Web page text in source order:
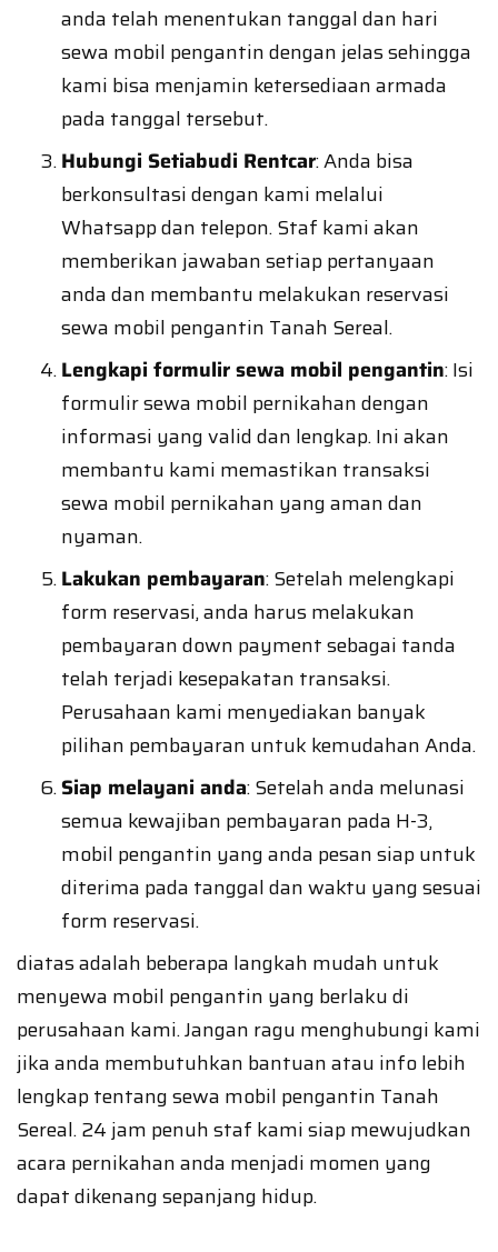
anda telah menentukan tanggal dan hari
sewa mobil pengantin dengan jelas sehingga
kami bisa menjamin ketersediaan armada
pada tanggal tersebut.
Hubungi Setiabudi Rentcar: Anda bisa
berkonsultasi dengan kami melalui
Whatsapp dan telepon. Staf kami akan
memberikan jawaban setiap pertanyaan
anda dan membantu melakukan reservasi
sewa mobil pengantin Tanah Sereal.
Lengkapi formulir sewa mobil pengantin: Isi
formulir sewa mobil pernikahan dengan
informasi yang valid dan lengkap. Ini akan
membantu kami memastikan transaksi
sewa mobil pernikahan yang aman dan
nyaman.
Lakukan pembayaran: Setelah melengkapi
form reservasi, anda harus melakukan
pembayaran down payment sebagai tanda
telah terjadi kesepakatan transaksi.
Perusahaan kami menyediakan banyak
pilihan pembayaran untuk kemudahan Anda.
Siap melayani anda: Setelah anda melunasi
semua kewajiban pembayaran pada H-3,
mobil pengantin yang anda pesan siap untuk
diterima pada tanggal dan waktu yang sesuai
form reservasi.
diatas adalah beberapa langkah mudah untuk
menyewa mobil pengantin yang berlaku di
perusahaan kami. Jangan ragu menghubungi kami
jika anda membutuhkan bantuan atau info lebih
lengkap tentang sewa mobil pengantin Tanah
Sereal. 24 jam penuh staf kami siap mewujudkan
acara pernikahan anda menjadi momen yang
dapat dikenang sepanjang hidup.